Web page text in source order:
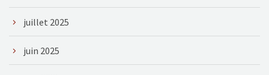
juillet 2025
juin 2025